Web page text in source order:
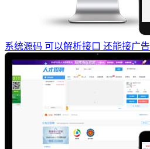
系统源码 可以解析接口 还能接广告